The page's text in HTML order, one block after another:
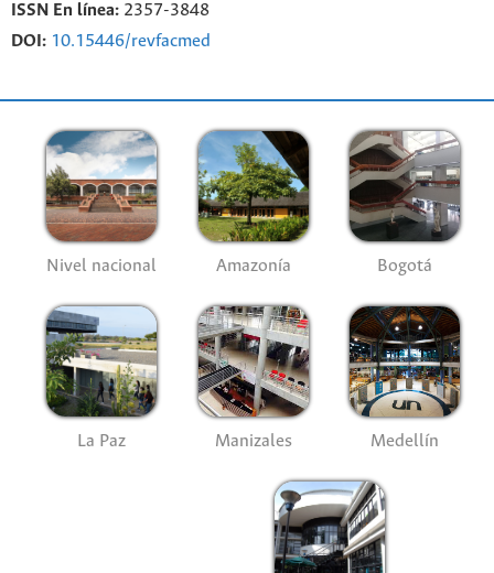
ISSN En línea: 2357-3848
DOI: 10.15446/revfacmed
Nivel nacional Amazonía Bogotá
La Paz Manizales Medellín